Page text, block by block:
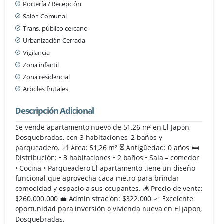
Portería / Recepción
Salón Comunal
Trans. público cercano
Urbanización Cerrada
Vigilancia
Zona infantil
Zona residencial
Árboles frutales
Descripción Adicional
Se vende apartamento nuevo de 51,26 m² en El Japon,
Dosquebradas, con 3 habitaciones, 2 baños y
parqueadero. 📐 Área: 51,26 m² ⏳ Antigüedad: 0 años 🛏️
Distribución: • 3 habitaciones • 2 baños • Sala – comedor
• Cocina • Parqueadero El apartamento tiene un diseño
funcional que aprovecha cada metro para brindar
comodidad y espacio a sus ocupantes. 💰 Precio de venta:
$260.000.000 💼 Administración: $322.000 📈 Excelente
oportunidad para inversión o vivienda nueva en El Japon,
Dosquebradas.